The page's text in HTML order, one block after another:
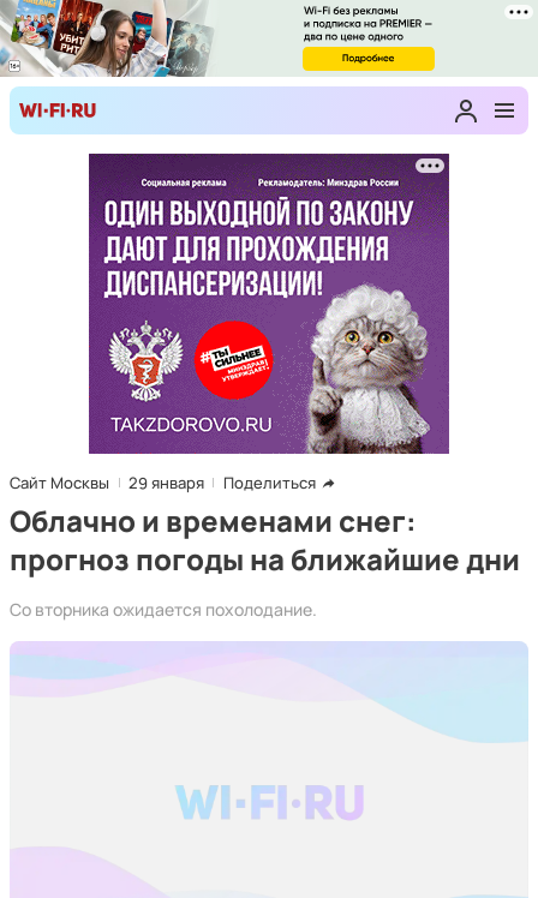
Сайт Москвы 29 января Поделиться
Облачно и временами снег:
прогноз погоды на ближайшие дни
Со вторника ожидается похолодание.